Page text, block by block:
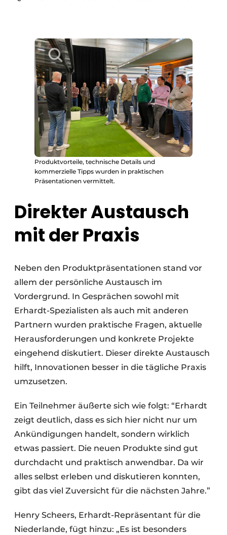
Produktvorteile, technische Details und
kommerzielle Tipps wurden in praktischen
Präsentationen vermittelt.
Direkter Austausch
mit der Praxis
Neben den Produktpräsentationen stand vor
allem der persönliche Austausch im
Vordergrund. In Gesprächen sowohl mit
Erhardt-Spezialisten als auch mit anderen
Partnern wurden praktische Fragen, aktuelle
Herausforderungen und konkrete Projekte
eingehend diskutiert. Dieser direkte Austausch
hilft, Innovationen besser in die tägliche Praxis
umzusetzen.
Ein Teilnehmer äußerte sich wie folgt: “Erhardt
zeigt deutlich, dass es sich hier nicht nur um
Ankündigungen handelt, sondern wirklich
etwas passiert. Die neuen Produkte sind gut
durchdacht und praktisch anwendbar. Da wir
alles selbst erleben und diskutieren konnten,
gibt das viel Zuversicht für die nächsten Jahre.”
Henry Scheers, Erhardt-Repräsentant für die
Niederlande, fügt hinzu: „Es ist besonders